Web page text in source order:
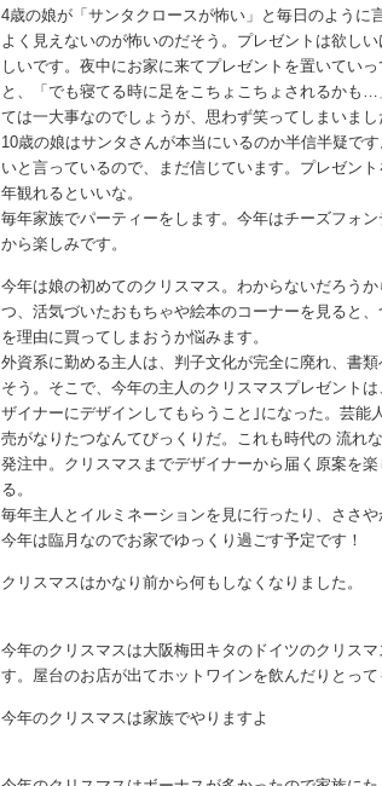
4歳の娘が「サンタクロースが怖い」と毎日のように
よく見えないのが怖いのだそう。プレゼントは欲し
しいです。夜中にお家に来てプレゼントを置いてい
と、「でも寝てる時に足をこちょこちょされるかも
ては一大事なのでしょうが、思わず笑ってしまいまし
10歳の娘はサンタさんが本当にいるのか半信半疑で
いと言っているので、まだ信じています。プレゼン
年観れるといいな。
毎年家族でパーティーをします。今年はチーズフォ
から楽しみです。
今年は娘の初めてのクリスマス。わからないだろう
つ、活気づいたおもちゃや絵本のコーナーを見ると、
を理由に買ってしまおうか悩みます。
外資系に勤める主人は、判子文化が完全に廃れ、書
そう。そこで、今年の主人のクリスマスプレゼント
ザイナーにデザインしてもらうこと｣になった。芸能
売がなりたつなんてびっくりだ。これも時代の 流れ
発注中。クリスマスまでデザイナーから届く原案を
る。
毎年主人とイルミネーションを見に行ったり、ささや
今年は臨月なのでお家でゆっくり過ごす予定です！
クリスマスはかなり前から何もしなくなりました。
今年のクリスマスは大阪梅田キタのドイツのクリス
す。屋台のお店が出てホットワインを飲んだりとって
今年のクリスマスは家族でやりますよ